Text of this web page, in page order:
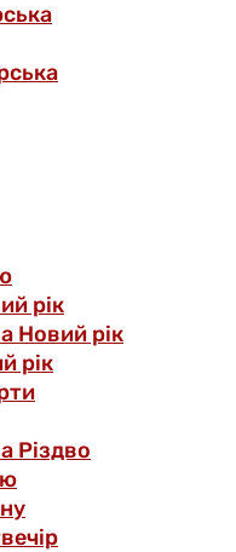
рік
Новий рік
рік
Різдво